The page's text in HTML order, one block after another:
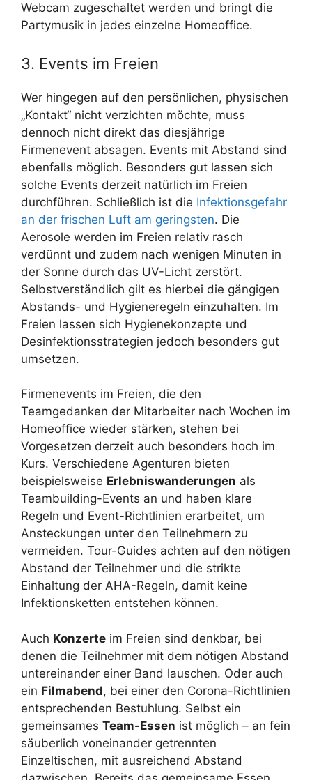
Webcam zugeschaltet werden und bringt die
Partymusik in jedes einzelne Homeoffice.
3. Events im Freien
Wer hingegen auf den persönlichen, physischen
„Kontakt“ nicht verzichten möchte, muss
dennoch nicht direkt das diesjährige
Firmenevent absagen. Events mit Abstand sind
ebenfalls möglich. Besonders gut lassen sich
solche Events derzeit natürlich im Freien
durchführen. Schließlich ist die Infektionsgefahr
an der frischen Luft am geringsten. Die
Aerosole werden im Freien relativ rasch
verdünnt und zudem nach wenigen Minuten in
der Sonne durch das UV-Licht zerstört.
Selbstverständlich gilt es hierbei die gängigen
Abstands- und Hygieneregeln einzuhalten. Im
Freien lassen sich Hygienekonzepte und
Desinfektionsstrategien jedoch besonders gut
umsetzen.
Firmenevents im Freien, die den
Teamgedanken der Mitarbeiter nach Wochen im
Homeoffice wieder stärken, stehen bei
Vorgesetzen derzeit auch besonders hoch im
Kurs. Verschiedene Agenturen bieten
beispielsweise Erlebniswanderungen als
Teambuilding-Events an und haben klare
Regeln und Event-Richtlinien erarbeitet, um
Ansteckungen unter den Teilnehmern zu
vermeiden. Tour-Guides achten auf den nötigen
Abstand der Teilnehmer und die strikte
Einhaltung der AHA-Regeln, damit keine
Infektionsketten entstehen können.
Auch Konzerte im Freien sind denkbar, bei
denen die Teilnehmer mit dem nötigen Abstand
untereinander einer Band lauschen. Oder auch
ein Filmabend, bei einer den Corona-Richtlinien
entsprechenden Bestuhlung. Selbst ein
gemeinsames Team-Essen ist möglich – an fein
säuberlich voneinander getrennten
Einzeltischen, mit ausreichend Abstand